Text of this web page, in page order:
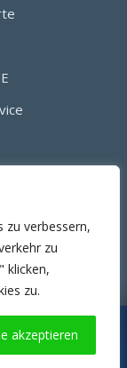
zu verbessern,
zu
klicken,
zu.
akzeptieren
Videos bedarf
GmbH.